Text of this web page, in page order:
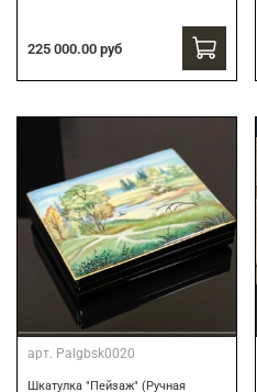
225 000.00 руб
арт. Palgbsk0020
Шкатулка "Пейзаж" (Ручная